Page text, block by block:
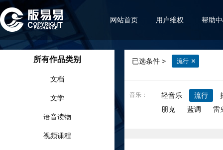
网站首页 用户维权 帮助
所有作品类别
文档
文学
语音读物
视频课程
已选条件 > 流行
音乐 ： 轻音乐 流行
朋克
蓝调 雷